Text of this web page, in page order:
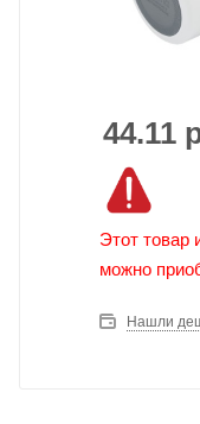
44.11
Этот товар
можно
Нашли